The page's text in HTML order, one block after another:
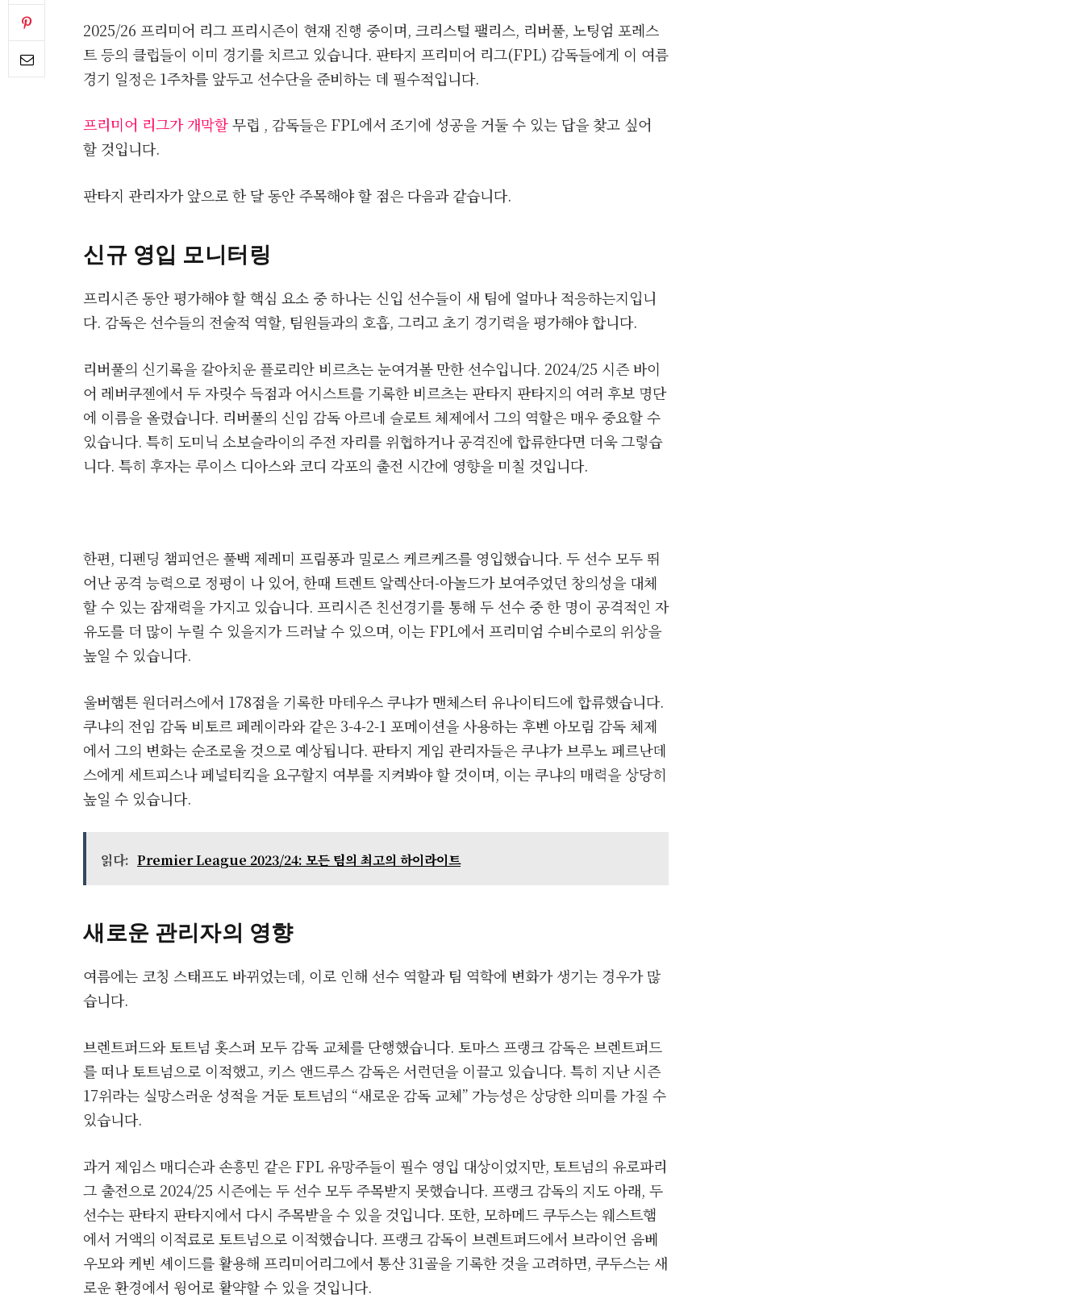
2025/26 프리미어 리그 프리시즌이 현재 진행 중이며, 크리스털 팰리스, 리버풀, 노팅엄 포레스
트 등의 클럽들이 이미 경기를 치르고 있습니다. 판타지 프리미어 리그(FPL) 감독들에게 이 여름
경기 일정은 1주차를 앞두고 선수단을 준비하는 데 필수적입니다.
프리미어 리그가 개막할무렵 , 감독들은 FPL에서 조기에 성공을 거둘 수 있는 답을 찾고 싶어
할 것입니다.
판타지 관리자가 앞으로 한 달 동안 주목해야 할 점은 다음과 같습니다.
신규 영입 모니터링
프리시즌 동안 평가해야 할 핵심 요소 중 하나는 신입 선수들이 새 팀에 얼마나 적응하는지입니
다. 감독은 선수들의 전술적 역할, 팀원들과의 호흡, 그리고 초기 경기력을 평가해야 합니다.
리버풀의 신기록을 갈아치운 플로리안 비르츠는 눈여겨볼 만한 선수입니다. 2024/25 시즌 바이
어 레버쿠젠에서 두 자릿수 득점과 어시스트를 기록한 비르츠는 판타지 판타지의 여러 후보 명단
에 이름을 올렸습니다. 리버풀의 신임 감독 아르네 슬로트 체제에서 그의 역할은 매우 중요할 수
있습니다. 특히 도미닉 소보슬라이의 주전 자리를 위협하거나 공격진에 합류한다면 더욱 그렇습
니다. 특히 후자는 루이스 디아스와 코디 각포의 출전 시간에 영향을 미칠 것입니다.
한편, 디펜딩 챔피언은 풀백 제레미 프림퐁과 밀로스 케르케즈를 영입했습니다. 두 선수 모두 뛰
어난 공격 능력으로 정평이 나 있어, 한때 트렌트 알렉산더-아놀드가 보여주었던 창의성을 대체
할 수 있는 잠재력을 가지고 있습니다. 프리시즌 친선경기를 통해 두 선수 중 한 명이 공격적인 자
유도를 더 많이 누릴 수 있을지가 드러날 수 있으며, 이는 FPL에서 프리미엄 수비수로의 위상을
높일 수 있습니다.
울버햄튼 원더러스에서 178점을 기록한 마테우스 쿠냐가 맨체스터 유나이티드에 합류했습니다.
쿠냐의 전임 감독 비토르 페레이라와 같은 3-4-2-1 포메이션을 사용하는 후벤 아모림 감독 체제
에서 그의 변화는 순조로울 것으로 예상됩니다. 판타지 게임 관리자들은 쿠냐가 브루노 페르난데
스에게 세트피스나 페널티킥을 요구할지 여부를 지켜봐야 할 것이며, 이는 쿠냐의 매력을 상당히
높일 수 있습니다.
읽다: Premier League 2023/24: 모든 팀의 최고의 하이라이트
새로운 관리자의 영향
여름에는 코칭 스태프도 바뀌었는데, 이로 인해 선수 역할과 팀 역학에 변화가 생기는 경우가 많
습니다.
브렌트퍼드와 토트넘 홋스퍼 모두 감독 교체를 단행했습니다. 토마스 프랭크 감독은 브렌트퍼드
를 떠나 토트넘으로 이적했고, 키스 앤드루스 감독은 서런던을 이끌고 있습니다. 특히 지난 시즌
17위라는 실망스러운 성적을 거둔 토트넘의 “새로운 감독 교체” 가능성은 상당한 의미를 가질 수
있습니다.
과거 제임스 매디슨과 손흥민 같은 FPL 유망주들이 필수 영입 대상이었지만, 토트넘의 유로파리
그 출전으로 2024/25 시즌에는 두 선수 모두 주목받지 못했습니다. 프랭크 감독의 지도 아래, 두
선수는 판타지 판타지에서 다시 주목받을 수 있을 것입니다. 또한, 모하메드 쿠두스는 웨스트햄
에서 거액의 이적료로 토트넘으로 이적했습니다. 프랭크 감독이 브렌트퍼드에서 브라이언 음베
우모와 케빈 셰이드를 활용해 프리미어리그에서 통산 31골을 기록한 것을 고려하면, 쿠두스는 새
로운 환경에서 윙어로 활약할 수 있을 것입니다.